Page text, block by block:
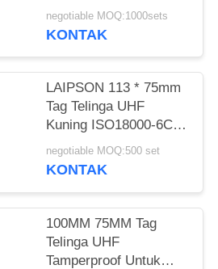
Laser
negotiable MOQ:1000sets
KONTAK
LAIPSON 113 * 75mm
Tag Telinga UHF
Kuning ISO18000-6C
(EPC GEN2)
negotiable MOQ:500 set
KONTAK
100MM 75MM Tag
Telinga UHF
Tamperproof Untuk